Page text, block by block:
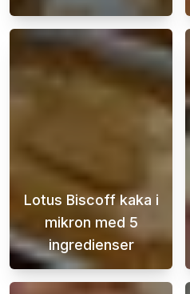
Det här
Lotus Biscoff kaka i
mikron med 5
ingredienser
När sötsuget